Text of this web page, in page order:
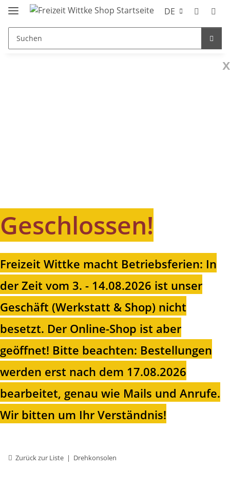
DE
x
Geschlossen!
Freizeit Wittke macht Betriebsferien: In
der Zeit vom 3. - 14.08.2026 ist unser
Geschäft (Werkstatt & Shop) nicht
besetzt. Der Online-Shop ist aber
geöffnet! Bitte beachten: Bestellungen
werden erst nach dem 17.08.2026
bearbeitet, genau wie Mails und Anrufe.
Wir bitten um Ihr Verständnis!
Zurück zur Liste Drehkonsolen